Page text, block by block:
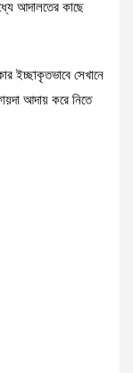
আদালতের কাছে
ইচ্ছাকৃতভাবে সেখানে
আদায় করে নিতে